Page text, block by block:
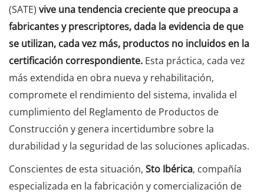
(SATE) vive una tendencia creciente que preocupa a
fabricantes y prescriptores, dada la evidencia de que
se utilizan, cada vez más, productos no incluidos en la
certificación correspondiente. Esta práctica, cada vez
más extendida en obra nueva y rehabilitación,
compromete el rendimiento del sistema, invalida el
cumplimiento del Reglamento de Productos de
Construcción y genera incertidumbre sobre la
durabilidad y la seguridad de las soluciones aplicadas.
Conscientes de esta situación, Sto Ibérica, compañía
especializada en la fabricación y comercialización de